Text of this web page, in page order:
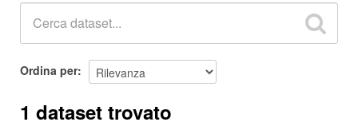
Ordina per
1 dataset trovato